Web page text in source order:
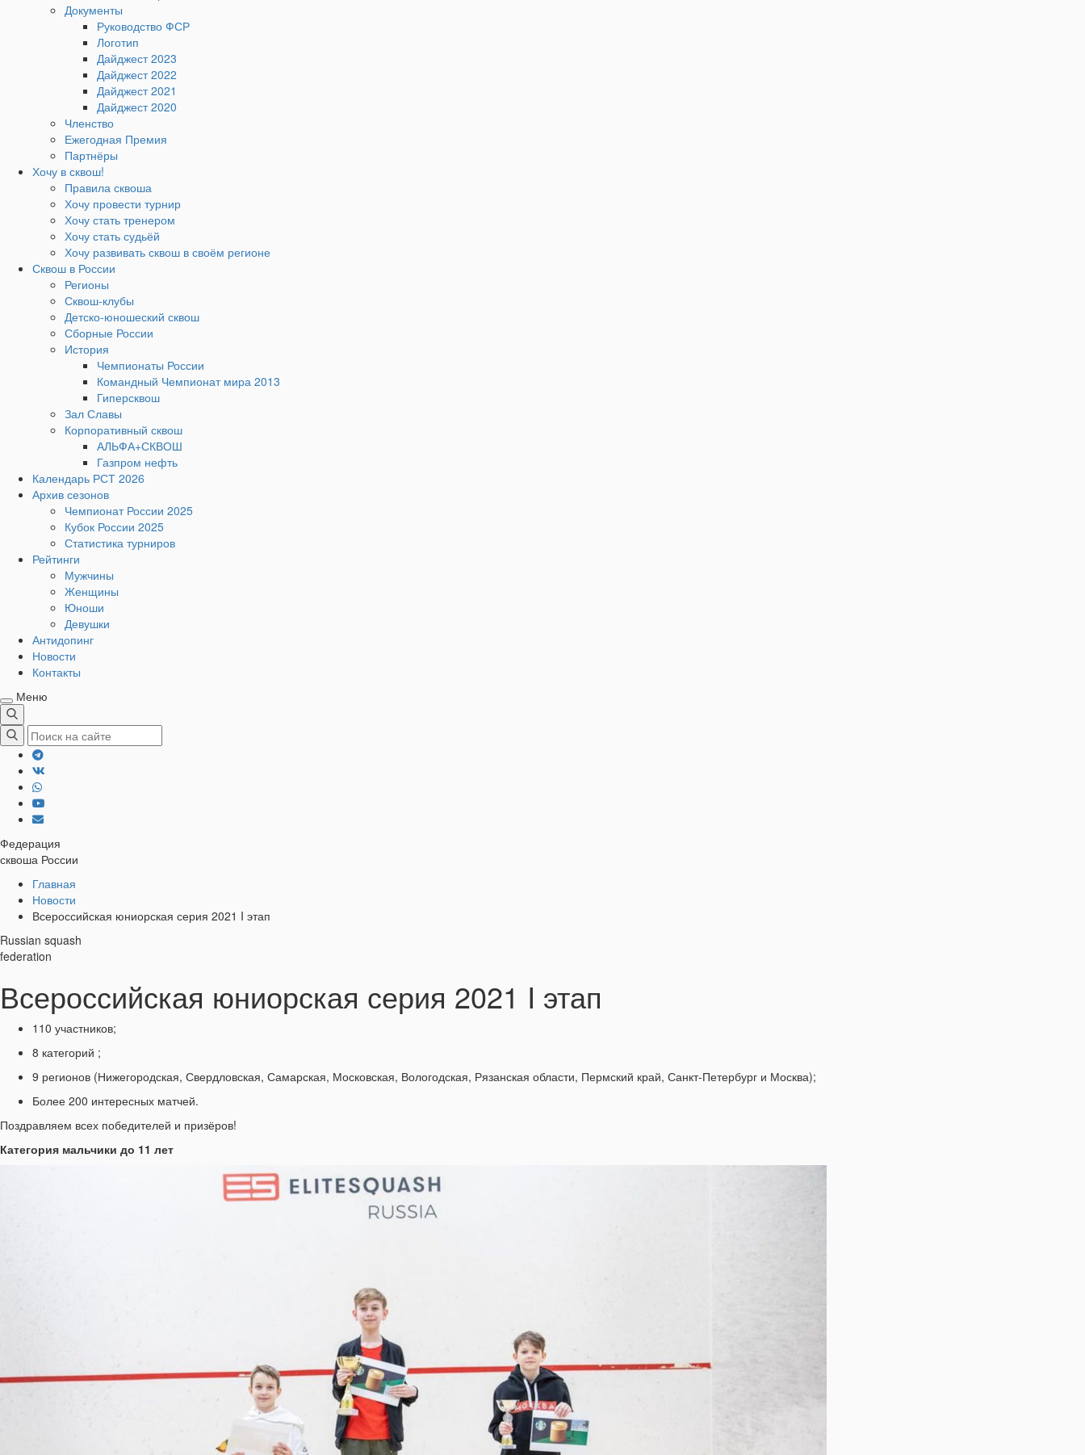
Документы
Руководство ФСР
Логотип
Дайджест 2023
Дайджест 2022
Дайджест 2021
Дайджест 2020
Членство
Ежегодная Премия
Партнёры
Хочу в сквош!
Правила сквоша
Хочу провести турнир
Хочу стать тренером
Хочу стать судьёй
Хочу развивать сквош в своём регионе
Сквош в России
Регионы
Сквош-клубы
Детско-юношеский сквош
Сборные России
История
Чемпионаты России
Командный Чемпионат мира 2013
Гиперсквош
Зал Славы
Корпоративный сквош
АЛЬФА+СКВОШ
Газпром нефть
Календарь РСТ 2026
Архив сезонов
Чемпионат России 2025
Кубок России 2025
Статистика турниров
Рейтинги
Мужчины
Женщины
Юноши
Девушки
Антидопинг
Новости
Контакты
Меню
Федерация
сквоша России
Хлебные
крошки
Главная
Новости
Всероссийская юниорская серия 2021 I этап
Russian squash
federation
Всероссийская юниорская серия 2021 I этап
110 участников;
8 категорий ;
9 регионов (Нижегородская, Свердловская, Самарская, Московская, Вологодская, Рязанская области, Пермский край, Санкт-Петербург и Москва);
Более 200 интересных матчей.
Поздравляем всех победителей и призёров!
Категория мальчики до 11 лет